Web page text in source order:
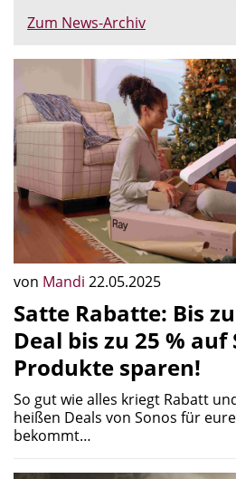
Zum News-Archiv
von Mandi 22.05.2025
Satte Rabatte: Bis
Deal bis zu 25 % auf
Produkte sparen!
So gut wie alles kriegt Rabatt
heißen Deals von Sonos für
bekommt…